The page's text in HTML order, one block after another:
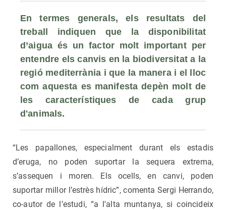
En termes generals, els resultats del
treball indiquen que la disponibilitat
d’aigua és un factor molt important per
entendre els canvis en la biodiversitat a la
regió mediterrània i que la manera i el lloc
com aquesta es manifesta depèn molt de
les característiques de cada grup
d'animals.
“Les papallones, especialment durant els estadis
d’eruga, no poden suportar la sequera extrema,
s’assequen i moren. Els ocells, en canvi, poden
suportar millor l’estrès hídric”, comenta Sergi Herrando,
co-autor de l’estudi, “a l'alta muntanya, si coincideix